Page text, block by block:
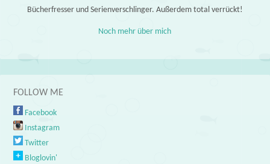
Bücherfresser und Serienverschlinger. Außerdem total verrückt!
Noch mehr über mich
FOLLOW ME
Facebook
Instagram
Twitter
Bloglovin'